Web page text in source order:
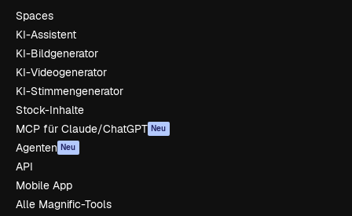
Spaces
KI-Assistent
KI-Bildgenerator
KI-Videogenerator
KI-Stimmengenerator
Stock-Inhalte
MCP für Claude/ChatGPT Neu
Agenten Neu
API
Mobile App
Alle Magnific-Tools